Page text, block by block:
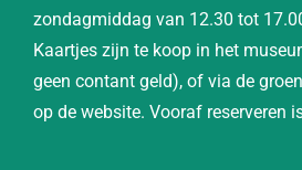
zondagmiddag van 12.30 tot
Kaartjes zijn te koop in het
geen contant geld), of via de
op de website. Vooraf reserveren